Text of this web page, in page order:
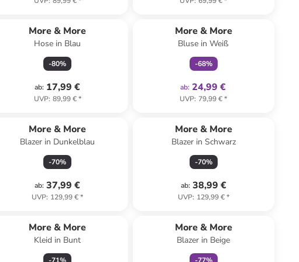
More & More
Hose in Blau
-80%
ab: 17,99 €
UVP: 89,99 €*
More & More
Bluse in Weiß
-68%
ab: 24,99 €
UVP: 79,99 €*
More & More
Blazer in Dunkelblau
-70%
ab: 37,99 €
UVP: 129,99 €*
More & More
Blazer in Schwarz
-70%
ab: 38,99 €
UVP: 129,99 €*
More & More
Kleid in Bunt
More & More
Blazer in Beige